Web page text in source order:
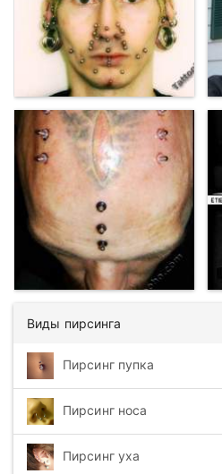
Виды пирсинга
Пирсинг пупка
Пирсинг носа
Пирсинг уха